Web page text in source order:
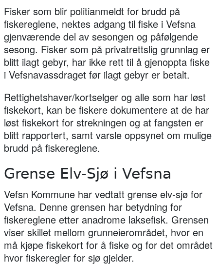
Fisker som blir politianmeldt for brudd på
fiskereglene, nektes adgang til fiske i Vefsna
gjenværende del av sesongen og påfølgende
sesong. Fisker som på privatrettslig grunnlag er
blitt ilagt gebyr, har ikke rett til å gjenoppta fiske
i Vefsnavassdraget før ilagt gebyr er betalt.
Rettighetshaver/kortselger og alle som har løst
fiskekort, kan be fiskere dokumentere at de har
løst fiskekort for strekningen og at fangsten er
blitt rapportert, samt varsle oppsynet om mulige
brudd på fiskereglene.
Grense Elv-Sjø i Vefsna
Vefsn Kommune har vedtatt grense elv-sjø for
Vefsna. Denne grensen har betydning for
fiskereglene etter anadrome laksefisk. Grensen
viser skillet mellom grunneierområdet, hvor en
må kjøpe fiskekort for å fiske og for det området
hvor fiskeregler for sjø gjelder.